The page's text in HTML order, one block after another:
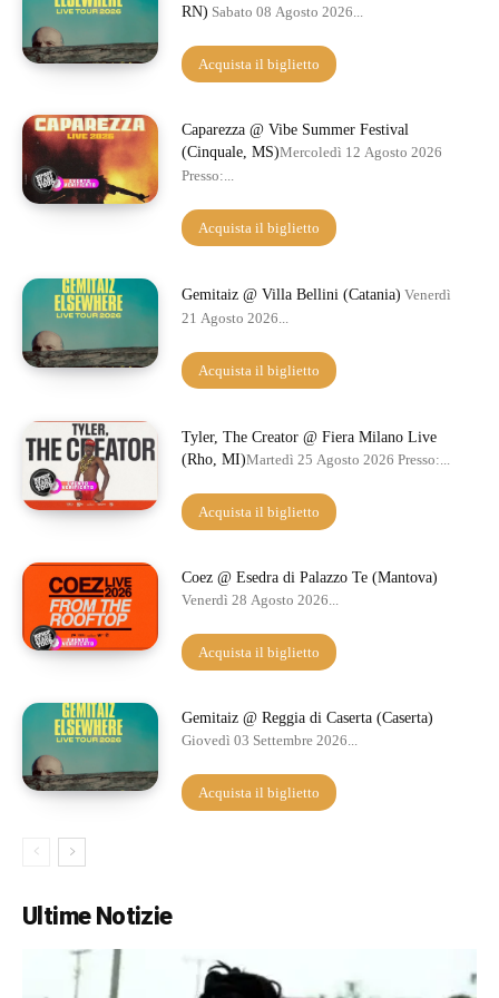
RN) Sabato 08 Agosto 2026...
Acquista il biglietto
Caparezza @ Vibe Summer Festival
(Cinquale, MS)Mercoledì 12 Agosto 2026
Presso:...
Acquista il biglietto
Gemitaiz @ Villa Bellini (Catania) Venerdì
21 Agosto 2026...
Acquista il biglietto
Tyler, The Creator @ Fiera Milano Live
(Rho, MI)Martedì 25 Agosto 2026 Presso:...
Acquista il biglietto
Coez @ Esedra di Palazzo Te (Mantova)
Venerdì 28 Agosto 2026...
Acquista il biglietto
Gemitaiz @ Reggia di Caserta (Caserta)
Giovedì 03 Settembre 2026...
Acquista il biglietto
Ultime Notizie